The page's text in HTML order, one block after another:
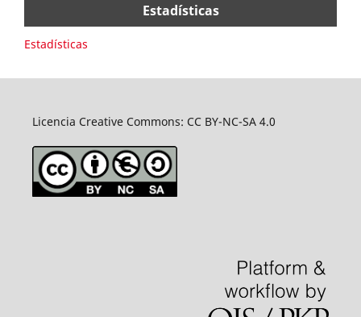
Estadísticas
Estadísticas
Licencia Creative Commons: CC BY-NC-SA 4.0